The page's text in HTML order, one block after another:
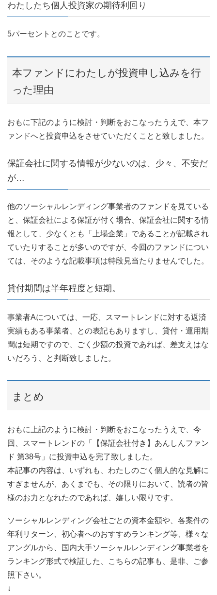
わたしたち個人投資家の期待利回り
5パーセントとのことです。
本ファンドにわたしが投資申し込みを行
った理由
おもに下記のように検討・判断をおこなったうえで、本フ
ァンドへと投資申込をさせていただくことと致しました。
保証会社に関する情報が少ないのは、少々、不安だ
が…
他のソーシャルレンディング事業者のファンドを見ている
と、保証会社による保証が付く場合、保証会社に関する情
報として、少なくとも「上場企業」であることが記載され
ていたりすることが多いのですが、今回のファンドについ
ては、そのような記載事項は特段見当たりませんでした。
貸付期間は半年程度と短期。
事業者Aについては、一応、スマートレンドに対する返済
実績もある事業者、との表記もありますし、貸付・運用期
間は短期ですので、ごく少額の投資であれば、差支えはな
いだろう、と判断致しました。
まとめ
おもに上記のように検討・判断をおこなったうえで、今
回、スマートレンドの「【保証会社付き】あんしんファン
ド 第38号」に投資申込を完了致しました。
本記事の内容は、いずれも、わたしのごく個人的な見解に
すぎませんが、あくまでも、その限りにおいて、読者の皆
様のお力となれたのであれば、嬉しい限りです。
ソーシャルレンディング会社ごとの資本金額や、各案件の
年利リターン、初心者へのおすすめランキング等、様々な
アングルから、国内大手ソーシャルレンディング事業者を
ランキング形式で検証した、こちらの記事も、是非、ご参
照下さい。
↓